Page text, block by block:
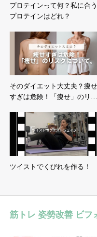
プロテインって何？私に合う
プロテインはどれ？
そのダイエット大丈夫？痩せ
すぎは危険！「痩せ」のリ…
ツイストでくびれを作る！
筋トレ 姿勢改善 ビフ